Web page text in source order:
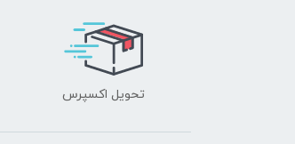
تحویل اکسپرس